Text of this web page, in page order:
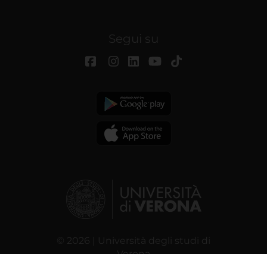
Segui su
© 2026 | Università degli studi di